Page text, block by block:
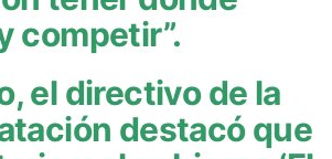
competir”.
el directivo de la
destacó que